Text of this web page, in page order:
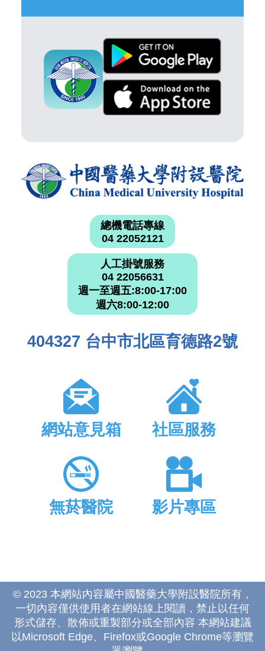
總機電話專線
04 22052121
人工掛號服務
04 22056631
週一至週五:8:00-17:00
週六8:00-12:00
404327 台中市北區育德路2號
網站意見箱 社區服務
無菸醫院 影片專區
© 2023 本網站內容屬中國醫藥大學附設醫院所有，
一切內容僅供使用者在網站線上閱讀，禁止以任何
形式儲存、散佈或重製部分或全部內容 本網站建議
以Microsoft Edge、Firefox或Google Chrome等瀏覽